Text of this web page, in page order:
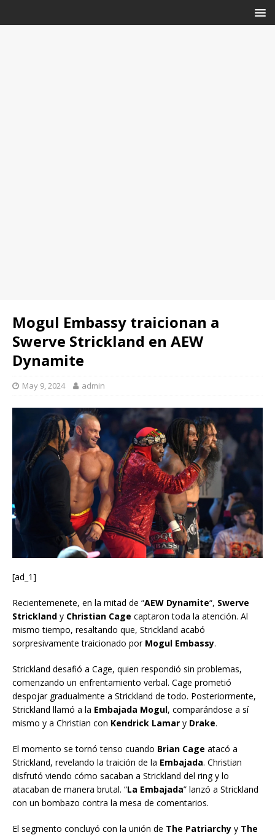
Mogul Embassy traicionan a
Swerve Strickland en AEW
Dynamite
May 9, 2024 admin
[ad_1]
Recientemenete, en la mitad de “AEW Dynamite“, Swerve
Strickland y Christian Cage captaron toda la atención. Al
mismo tiempo, resaltando que, Strickland acabó
sorpresivamente traicionado por Mogul Embassy.
Strickland desafió a Cage, quien respondió sin problemas,
comenzando un enfrentamiento verbal. Cage prometió
despojar gradualmente a Strickland de todo. Posteriormente,
Strickland llamó a la Embajada Mogul, comparándose a sí
mismo y a Christian con Kendrick Lamar y Drake.
El momento se tornó tenso cuando Brian Cage atacó a
Strickland, revelando la traición de la Embajada. Christian
disfrutó viendo cómo sacaban a Strickland del ring y lo
atacaban de manera brutal. “La Embajada” lanzó a Strickland
con un bombazo contra la mesa de comentarios.
El segmento concluyó con la unión de The Patriarchy y The